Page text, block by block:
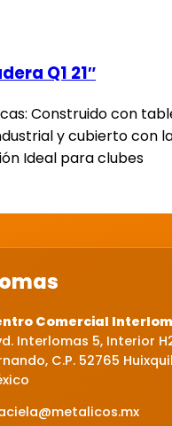
Q1 21″
Construido con
y cubierto con
Ideal para clubes
Comercial
Interlomas 5, Interior
C.P. 52765